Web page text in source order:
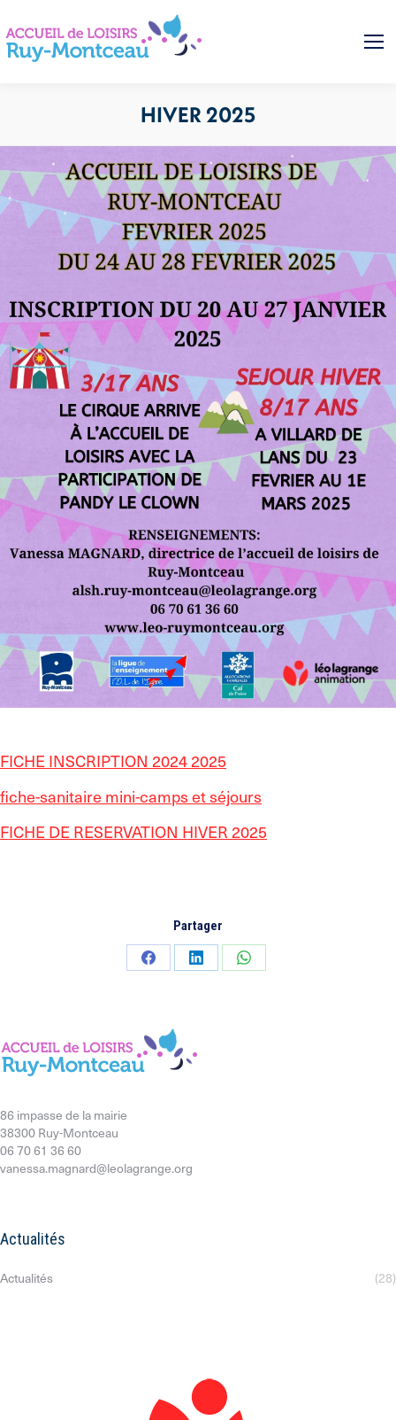
HIVER 2025
Vous êtes ici :
FICHE INSCRIPTION 2024 2025
fiche-sanitaire mini-camps et séjours
FICHE DE RESERVATION HIVER 2025
Partager
PartagerPartagerPartager
86 impasse de la mairie
38300 Ruy-Montceau
06 70 61 36 60
vanessa.magnard@leolagrange.org
Actualités
Actualités (28)